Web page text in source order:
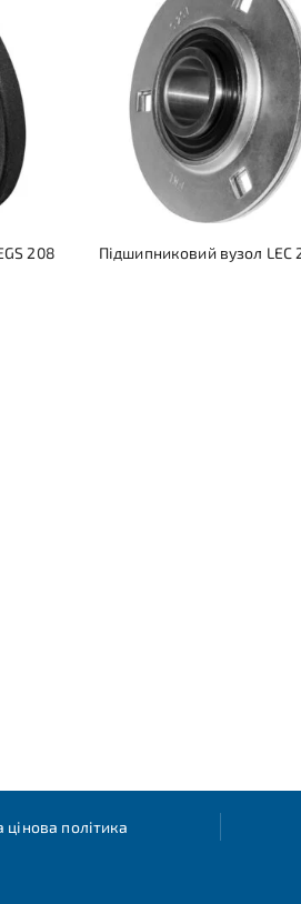
208
Підшипниковий вузол LEC
цінова політика